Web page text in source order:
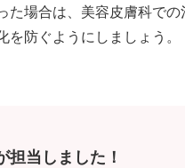
た場合は、美容皮膚科で
防ぐようにしましょう。
担当しました！